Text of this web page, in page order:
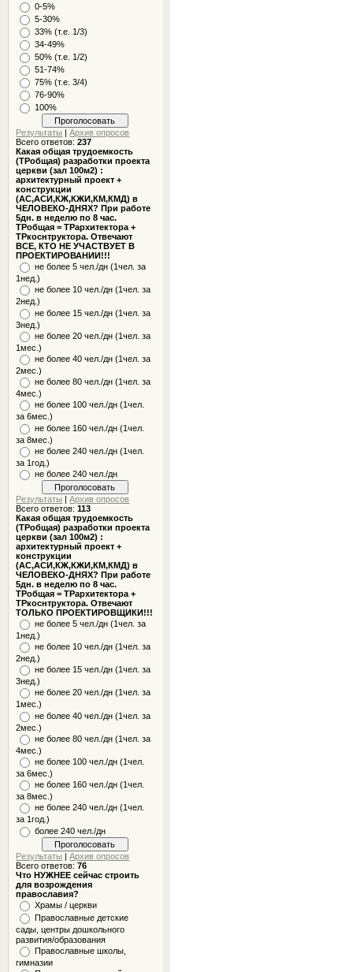
0-5%
5-30%
33% (т.е. 1/3)
34-49%
50% (т.е. 1/2)
51-74%
75% (т.е. 3/4)
76-90%
100%
Результаты |Архив опросов
Всего ответов:237
Какая общая трудоемкость
(ТРобщая) разработки проекта
церкви (зал 100м2) :
архитектурный проект +
конструкции
(АС,АСИ,КЖ,КЖИ,КМ,КМД) в
ЧЕЛОВЕКО-ДНЯХ? При работе
5дн. в неделю по 8 час.
ТРобщая = ТРархитектора +
ТРкоснтруктора. Отвечают
ВСЕ, КТО НЕ УЧАСТВУЕТ В
ПРОЕКТИРОВАНИИ!!!
не более 5 чел./дн (1чел. за
1нед.)
не более 10 чел./дн (1чел. за
2нед.)
не более 15 чел./дн (1чел. за
3нед.)
не более 20 чел./дн (1чел. за
1мес.)
не более 40 чел./дн (1чел. за
2мес.)
не более 80 чел./дн (1чел. за
4мес.)
не более 100 чел./дн (1чел.
за 6мес.)
не более 160 чел./дн (1чел.
за 8мес.)
не более 240 чел./дн (1чел.
за 1год.)
не более 240 чел./дн
Результаты |Архив опросов
Всего ответов:113
Какая общая трудоемкость
(ТРобщая) разработки проекта
церкви (зал 100м2) :
архитектурный проект +
конструкции
(АС,АСИ,КЖ,КЖИ,КМ,КМД) в
ЧЕЛОВЕКО-ДНЯХ? При работе
5дн. в неделю по 8 час.
ТРобщая = ТРархитектора +
ТРкоснтруктора. Отвечают
ТОЛЬКО ПРОЕКТИРОВЩИКИ!!!
не более 5 чел./дн (1чел. за
1нед.)
не более 10 чел./дн (1чел. за
2нед.)
не более 15 чел./дн (1чел. за
3нед.)
не более 20 чел./дн (1чел. за
1мес.)
не более 40 чел./дн (1чел. за
2мес.)
не более 80 чел./дн (1чел. за
4мес.)
не более 100 чел./дн (1чел.
за 6мес.)
не более 160 чел./дн (1чел.
за 8мес.)
не более 240 чел./дн (1чел.
за 1год.)
более 240 чел./дн
Результаты |Архив опросов
Всего ответов:76
Что НУЖНЕЕ сейчас строить
для возрождения
православия?
Храмы / церкви
Православные детские
сады, центры дошкольного
развития/образования
Православные школы,
гимназии